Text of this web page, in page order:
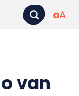
aA
van